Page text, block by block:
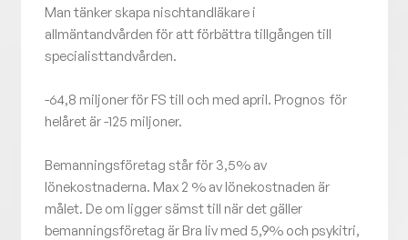
Man tänker skapa nischtandläkare i
allmäntandvården för att förbättra tillgången till
specialisttandvården.
-64,8 miljoner för FS till och med april. Prognos för
helåret är -125 miljoner.
Bemanningsföretag står för 3,5% av
lönekostnaderna. Max 2 % av lönekostnaden är
målet. De om ligger sämst till när det gäller
bemanningsföretag är Bra liv med 5,9% och psykitri,